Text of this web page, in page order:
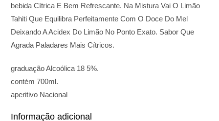
bebida Cítrica E Bem Refrescante. Na Mistura Vai O Limão
Tahiti Que Equilibra Perfeitamente Com O Doce Do Mel
Deixando A Acidex Do Limão No Ponto Exato. Sabor Que
Agrada Paladares Mais Cítricos.
graduação Alcoólica 18 5%.
contém 700ml.
aperitivo Nacional
Informação adicional